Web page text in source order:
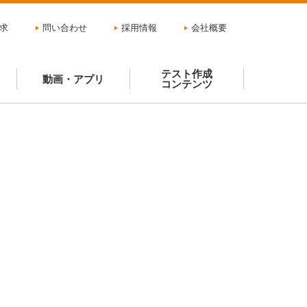
問い合わせ 採用情報 会社概要
動画・アプリ
テスト作成
コンテンツ